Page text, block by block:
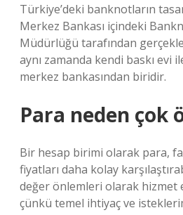
Türkiye’deki banknotların
Merkez Bankası içindeki
Müdürlüğü tarafından
aynı zamanda kendi baskı evi
merkez bankasından biridir.
Para neden çok
Bir hesap birimi olarak para,
fiyatları daha kolay
değer önlemleri olarak hizmet
çünkü temel ihtiyaç ve